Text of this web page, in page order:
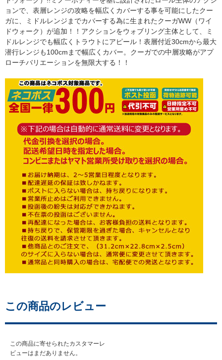
ョンで、表層レンジの攻略を幅広くカバーする事を可能にしたクー
ガに、ミドルレンジまでカバーする為に生まれたクーガWW（ワイ
ドウォーク）が追加！！アクションをウォブリング主体として、ミ
ドルレンジでも幅広くトラウトにアピール！表層付近30cmから最大
潜行レンジも100cmまで幅広くカバー。クーガでの中層攻略がアプ
ローチバリエーションを無限大する！！
この商品のレビュー
この商品に寄せられたカスタマーレ
ビューはまだありません。